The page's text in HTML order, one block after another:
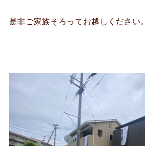
是非ご家族そろってお越しください。